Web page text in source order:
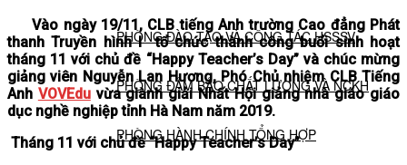
PHÒNG ĐÀO TẠO VÀ CÔNG TÁC HSSSV
PHÒNG ĐẢM BẢO CHẤT LƯỢNG VÀ NCKH
PHÒNG HÀNH CHÍNH TỔNG HỢP
Vào ngày 19/11, CLB tiếng Anh trường Cao đẳng Phát
thanh Truyền hình I tổ chức thành công buổi sinh hoạt
tháng 11 với chủ đề “Happy Teacher’s Day” và chúc mừng
giảng viên Nguyễn Lan Hương, Phó Chủ nhiệm CLB Tiếng
Anh VOVEduvừa giành giải Nhất Hội giảng nhà giáo giáo
dục nghề nghiệp tỉnh Hà Nam năm 2019.
Tháng 11 với chủ đề “Happy Teacher’s Day”